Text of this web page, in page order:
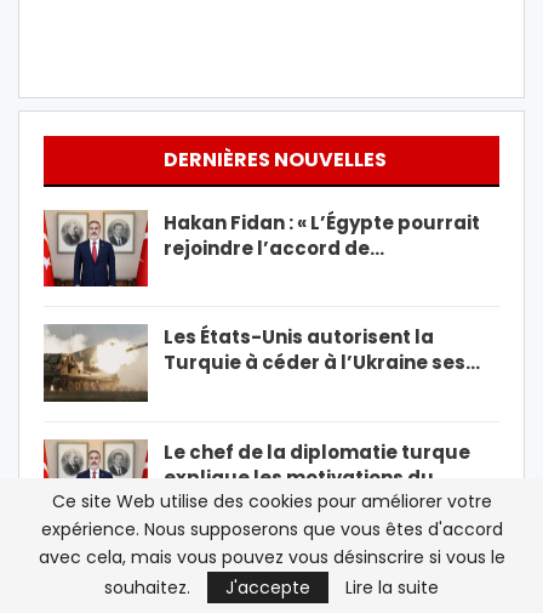
DERNIÈRES NOUVELLES
Hakan Fidan : « L’Égypte pourrait
rejoindre l’accord de…
Les États-Unis autorisent la
Turquie à céder à l’Ukraine ses…
Le chef de la diplomatie turque
explique les motivations du
« Pacte de…
La FIFA dénonce un « effort
concerté et continu » pour
Ce site Web utilise des cookies pour améliorer votre
expérience. Nous supposerons que vous êtes d'accord
avec cela, mais vous pouvez vous désinscrire si vous le
souhaitez.
J'accepte Lire la suite